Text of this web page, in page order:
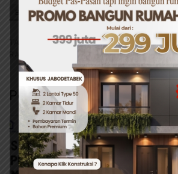
BAGIKAN INI Facebook Twitter
TAG: #CARA MENGHILANGKAN RAYAP
Pos Terkait